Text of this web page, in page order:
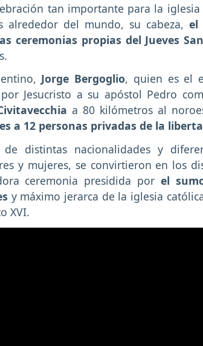
tan importante para la
alrededor del mundo, su cabeza, el
ceremonias propias del Jueves
Jorge Bergoglio, quien es el
Jesucristo a su apóstol Pedro
a 80 kilómetros al
a 12 personas privadas de la
distintas nacionalidades y
y mujeres, se convirtieron en los
ceremonia presidida por el
y máximo jerarca de la iglesia
XVI.